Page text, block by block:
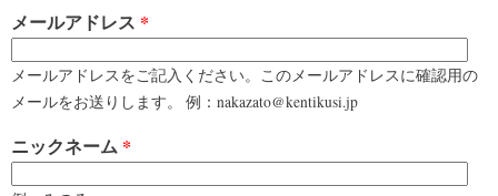
メールアドレス *
メールアドレスをご記入ください。このメールアドレスに確認用の
メールをお送りします。 例：nakazato@kentikusi.jp
ニックネーム *